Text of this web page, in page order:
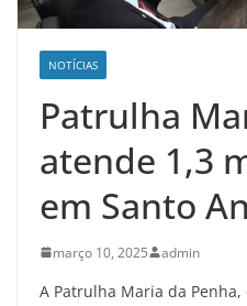
NOTÍCIAS
Patrulha
atende 1,3
em Santo
março 10, 2025 admin
A Patrulha Maria da